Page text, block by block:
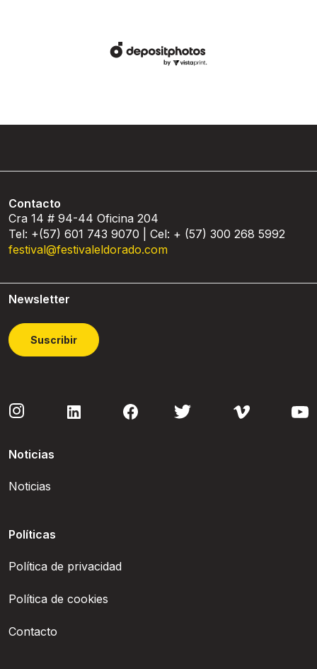
Contacto
Cra 14 # 94-44 Oficina 204
Tel: +(57) 601 743 9070 | Cel: + (57) 300 268 5992
festival@festivaleldorado.com
Newsletter
Suscribir
Noticias
Noticias
Políticas
Política de privacidad
Política de cookies
Contacto